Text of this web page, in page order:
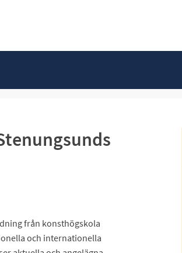
från konsthögskola
och internationella